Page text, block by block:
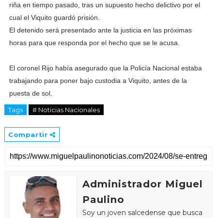
riña en tiempo pasado, tras un supuesto hecho delictivo por el
cual el Viquito guardó prisión.
El detenido será presentado ante la justicia en las próximas
horas para que responda por el hecho que se le acusa.
El coronel Rijo había asegurado que la Policía Nacional estaba
trabajando para poner bajo custodia a Viquito, antes de la
puesta de sol.
Tags # Noticias Nacionales
Compartir
Administrador Miguel
Paulino
Soy un joven salcedense que busca